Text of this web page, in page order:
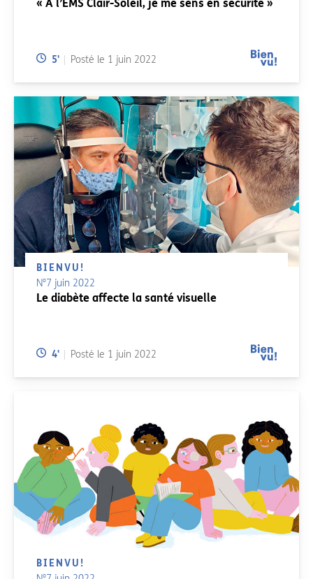
« A l’EMS Clair-Soleil, je me sens en sécurité »
Temps de lecture:
5' Posté le 1 juin 2022
BIENVU!
N°7 juin 2022
Le diabète affecte la santé visuelle
Temps de lecture:
4' Posté le 1 juin 2022
BIENVU!